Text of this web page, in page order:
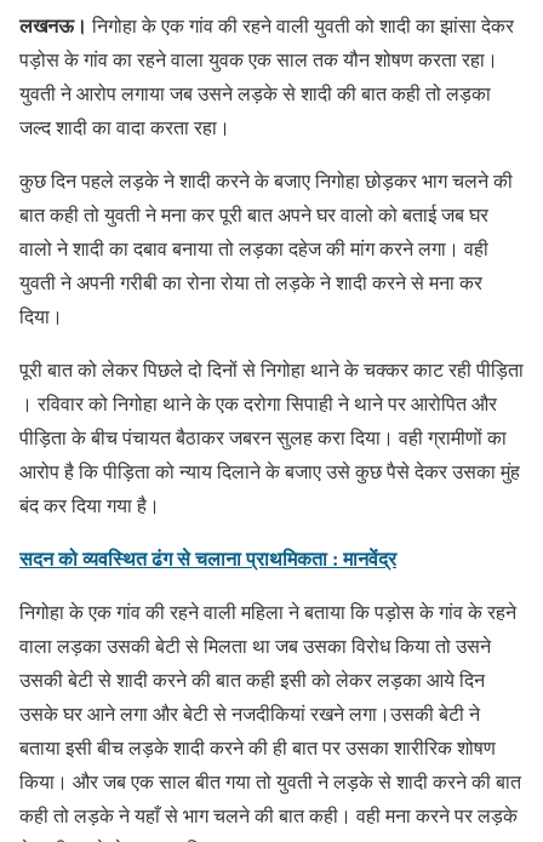
लखनऊ। निगोहा के एक गांव की रहने वाली युवती को शादी का झांसा देकर
पड़ोस के गांव का रहने वाला युवक एक साल तक यौन शोषण करता रहा।
युवती ने आरोप लगाया जब उसने लड़के से शादी की बात कही तो लड़का
जल्द शादी का वादा करता रहा।
कुछ दिन पहले लड़के ने शादी करने के बजाए निगोहा छोड़कर भाग चलने की
बात कही तो युवती ने मना कर पूरी बात अपने घर वालो को बताई जब घर
वालो ने शादी का दबाव बनाया तो लड़का दहेज की मांग करने लगा। वही
युवती ने अपनी गरीबी का रोना रोया तो लड़के ने शादी करने से मना कर
दिया।
पूरी बात को लेकर पिछले दो दिनों से निगोहा थाने के चक्कर काट रही पीड़िता
। रविवार को निगोहा थाने के एक दरोगा सिपाही ने थाने पर आरोपित और
पीड़िता के बीच पंचायत बैठाकर जबरन सुलह करा दिया। वही ग्रामीणों का
आरोप है कि पीड़िता को न्याय दिलाने के बजाए उसे कुछ पैसे देकर उसका मुंह
बंद कर दिया गया है।
सदन को व्यवस्थित ढंग से चलाना प्राथमिकता : मानवेंद्र
निगोहा के एक गांव की रहने वाली महिला ने बताया कि पड़ोस के गांव के रहने
वाला लड़का उसकी बेटी से मिलता था जब उसका विरोध किया तो उसने
उसकी बेटी से शादी करने की बात कही इसी को लेकर लड़का आये दिन
उसके घर आने लगा और बेटी से नजदीकियां रखने लगा।उसकी बेटी ने
बताया इसी बीच लड़के शादी करने की ही बात पर उसका शारीरिक शोषण
किया। और जब एक साल बीत गया तो युवती ने लड़के से शादी करने की बात
कही तो लड़के ने यहाँ से भाग चलने की बात कही। वही मना करने पर लड़के